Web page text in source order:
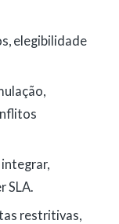
elegibilidade
SLA.
restritivas,